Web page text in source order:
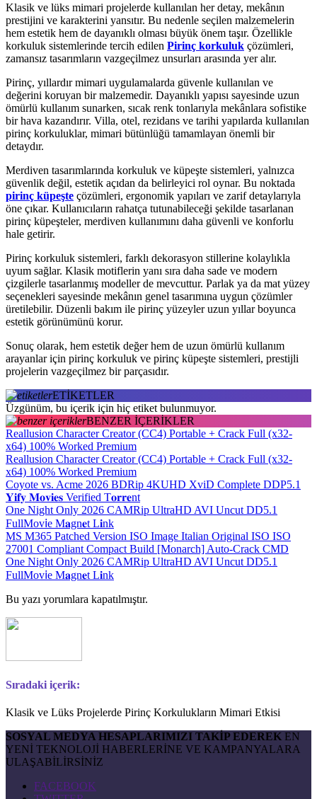
Klasik ve lüks mimari projelerde kullanılan her detay, mekânın
prestijini ve karakterini yansıtır. Bu nedenle seçilen malzemelerin
hem estetik hem de dayanıklı olması büyük önem taşır. Özellikle
korkuluk sistemlerinde tercih edilen Pirinç korkuluk çözümleri,
zamansız tasarımların vazgeçilmez unsurları arasında yer alır.
Pirinç, yıllardır mimari uygulamalarda güvenle kullanılan ve
değerini koruyan bir malzemedir. Dayanıklı yapısı sayesinde uzun
ömürlü kullanım sunarken, sıcak renk tonlarıyla mekânlara sofistike
bir hava kazandırır. Villa, otel, rezidans ve tarihi yapılarda kullanılan
pirinç korkuluklar, mimari bütünlüğü tamamlayan önemli bir
detaydır.
Merdiven tasarımlarında korkuluk ve küpeşte sistemleri, yalnızca
güvenlik değil, estetik açıdan da belirleyici rol oynar. Bu noktada
pirinç küpeşte çözümleri, ergonomik yapıları ve zarif detaylarıyla
öne çıkar. Kullanıcıların rahatça tutunabileceği şekilde tasarlanan
pirinç küpeşteler, merdiven kullanımını daha güvenli ve konforlu
hale getirir.
Pirinç korkuluk sistemleri, farklı dekorasyon stillerine kolaylıkla
uyum sağlar. Klasik motiflerin yanı sıra daha sade ve modern
çizgilerle tasarlanmış modeller de mevcuttur. Parlak ya da mat yüzey
seçenekleri sayesinde mekânın genel tasarımına uygun çözümler
üretilebilir. Düzenli bakım ile pirinç yüzeyler uzun yıllar boyunca
estetik görünümünü korur.
Sonuç olarak, hem estetik değer hem de uzun ömürlü kullanım
arayanlar için pirinç korkuluk ve pirinç küpeşte sistemleri, prestijli
projelerin vazgeçilmez bir parçasıdır.
ETİKETLER
Üzgünüm, bu içerik için hiç etiket bulunmuyor.
BENZER İÇERİKLER
Reallusion Character Creator (CC4) Portable + Crack Full (x32-
x64) 100% Worked Premium
Reallusion Character Creator (CC4) Portable + Crack Full (x32-
x64) 100% Worked Premium
Coyote vs. Acme 2026 BDRip 4KUHD XviD Complete DDP5.1
𝐘𝐢𝐟𝐲 𝐌𝐨𝐯𝐢𝐞𝐬 Verified T𝐨𝐫𝐫𝐞nt
One Night Only 2026 CAMRip UltraHD AVI Uncut DD5.1
FullMov𝗂e M𝐚gn𝐞t L𝐢nk
MS M365 Patched Version ISO Image Italian Original ISO ISO
27001 Compliant Compact Build [Monarch] Auto-Crack CMD
One Night Only 2026 CAMRip UltraHD AVI Uncut DD5.1
FullMov𝗂e M𝐚gn𝐞t L𝐢nk
Bu yazı yorumlara kapatılmıştır.
Sıradaki içerik:
Klasik ve Lüks Projelerde Pirinç Korkulukların Mimari Etkisi
SOSYAL MEDYA HESAPLARIMIZI TAKİP EDEREK EN
YENİ TEKNOLOJİ HABERLERİNE VE KAMPANYALARA
ULAŞABİLİRSİNİZ
FACEBOOK